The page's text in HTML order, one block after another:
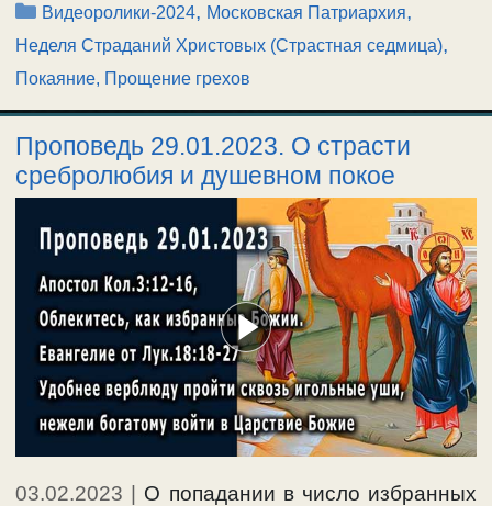
Рубрики
Видеоролики-2024, Московская Патриархия,
Неделя Страданий Христовых (Страстная седмица),
Покаяние, Прощение грехов
Проповедь 29.01.2023. О страсти
сребролюбия и душевном покое
03.02.2023 | О попадании в число избранных